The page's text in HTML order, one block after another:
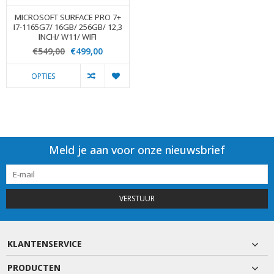
MICROSOFT SURFACE PRO 7+
I7-1165G7/ 16GB/ 256GB/ 12,3
INCH/ W11/ WIFI
€549,00 €499,00
OPTIES
Meld je aan voor onze nieuwsbrief
VERSTUUR
KLANTENSERVICE
PRODUCTEN